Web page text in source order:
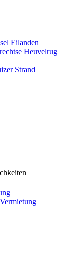
Eilanden
Heuvelrug
Strand